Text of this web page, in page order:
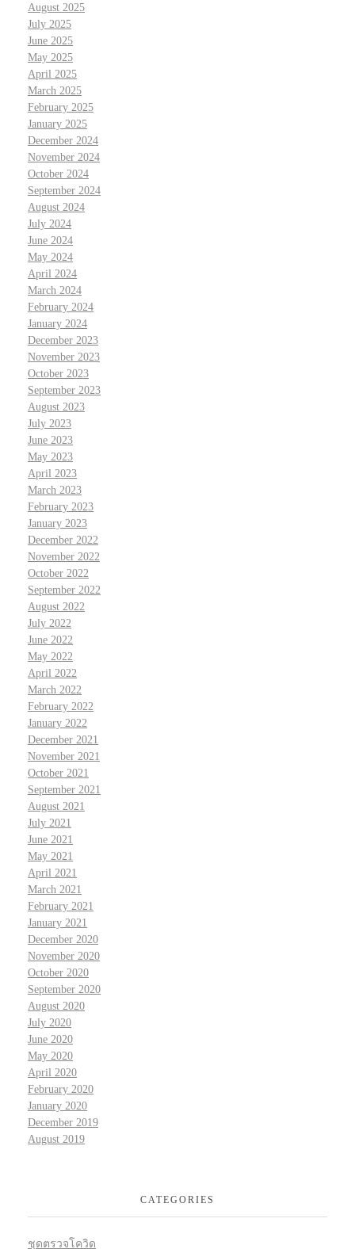
August 2025
July 2025
June 2025
May 2025
April 2025
March 2025
February 2025
January 2025
December 2024
November 2024
October 2024
September 2024
August 2024
July 2024
June 2024
May 2024
April 2024
March 2024
February 2024
January 2024
December 2023
November 2023
October 2023
September 2023
August 2023
July 2023
June 2023
May 2023
April 2023
March 2023
February 2023
January 2023
December 2022
November 2022
October 2022
September 2022
August 2022
July 2022
June 2022
May 2022
April 2022
March 2022
February 2022
January 2022
December 2021
November 2021
October 2021
September 2021
August 2021
July 2021
June 2021
May 2021
April 2021
March 2021
February 2021
January 2021
December 2020
November 2020
October 2020
September 2020
August 2020
July 2020
June 2020
May 2020
April 2020
February 2020
January 2020
December 2019
August 2019
CATEGORIES
ชุดตรวจโควิด